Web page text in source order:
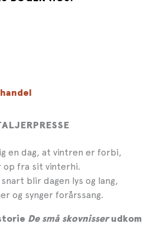
PRESSE
en dag, at vintren er forbi,
fra sit vinterhi.
blir dagen lys og lang,
og synger forårssang.
De små skovnisserudkom